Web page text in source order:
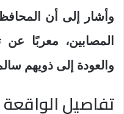
وأشار إلى أن
المصابين، معربًا عن
والعودة إلى ذويهم
تفاصيل